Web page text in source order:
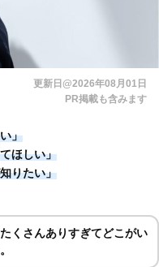
更新日@2026年08月01日
PR掲載も含みます
」
ほしい」
りたい」
くさんありすぎてどこがい